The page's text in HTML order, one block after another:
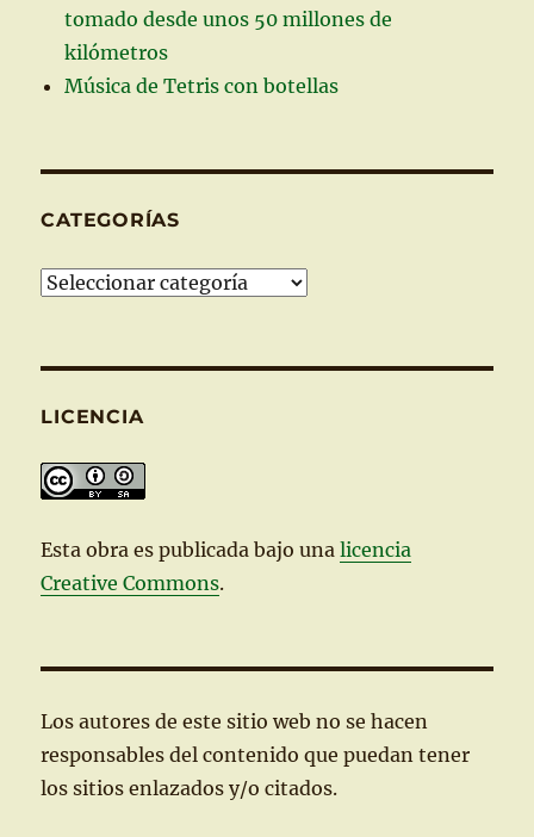
tomado desde unos 50 millones de
kilómetros
Música de Tetris con botellas
CATEGORÍAS
Categorías
LICENCIA
Estaobra es publicada bajo unalicencia
Creative Commons.
Los autores de este sitio web no se hacen
responsables del contenido que puedan tener
los sitios enlazados y/o citados.